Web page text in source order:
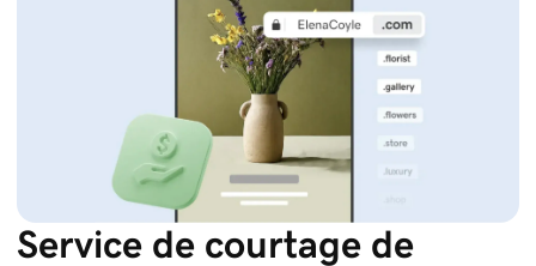
Service de courtage de